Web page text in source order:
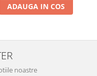
ADAUGA IN COS
noastre